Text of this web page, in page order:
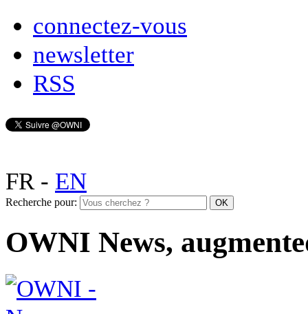
connectez-vous
newsletter
RSS
FR- EN
Recherche pour:
OWNI News,